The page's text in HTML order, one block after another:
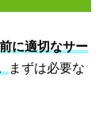
に適切なサー
まずは必要な